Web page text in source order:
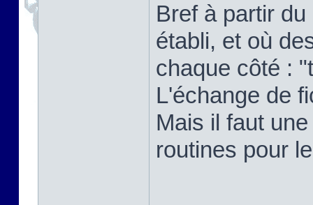
Bref à partir
établi, et où
chaque côté :
L'échange de
Mais il faut
routines pour